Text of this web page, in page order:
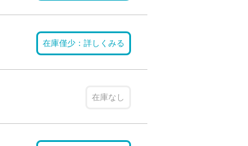
在庫僅少：詳しくみる
在庫なし